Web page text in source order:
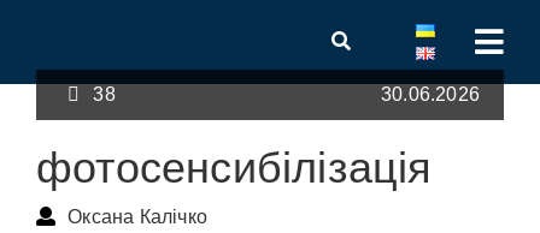
38 30.06.2026
фотосенсибілізація
Оксана Калічко